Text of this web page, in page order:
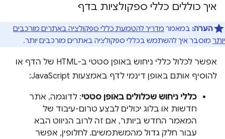
איך כוללים כללי ספקולציות בדף
הערה: במאמר מדריך להטמעת כללי ספקולציה באתרים מורכבים
יותר מוסבר איך להשתמש בכללי ספקולציה באתרים מורכבים יותר.
אפשר לכלול כללי ניחוש באופן סטטי ב-HTML של הדף או
להוסיף אותם באופן דינמי לדף באמצעות JavaScript:
כללי ניחוש שכלולים באופן סטטי: לדוגמה, אתר
חדשות או בלוג יכולים לבצע טרום-עיבוד של
המאמר החדש ביותר, אם זה לרוב הניווט הבא
עבור חלק גדול מהמשתמשים. לחלופין, אפשר